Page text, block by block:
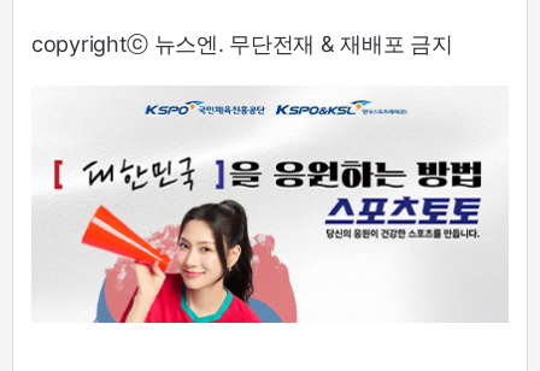
copyrightⓒ 뉴스엔. 무단전재 & 재배포 금지